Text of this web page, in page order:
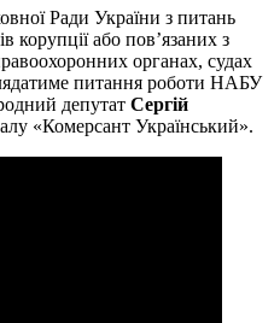
Ради України з питань
корупції або пов’язаних з
органах, судах
питання роботи НАБУ
депутат Сергій
«Комерсант Український».